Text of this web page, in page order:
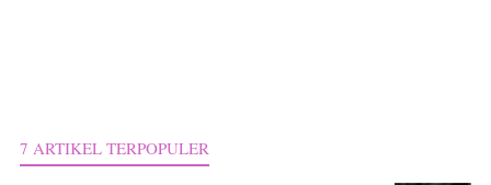
7 ARTIKEL TERPOPULER